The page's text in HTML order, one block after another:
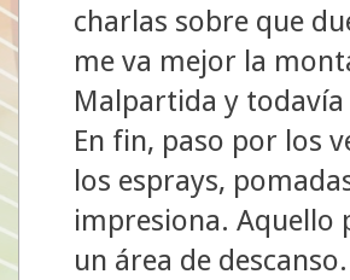
charlas sobre que
me va mejor la
Malpartida y
En fin, paso por los
los esprays,
impresiona. Aquello
un área de